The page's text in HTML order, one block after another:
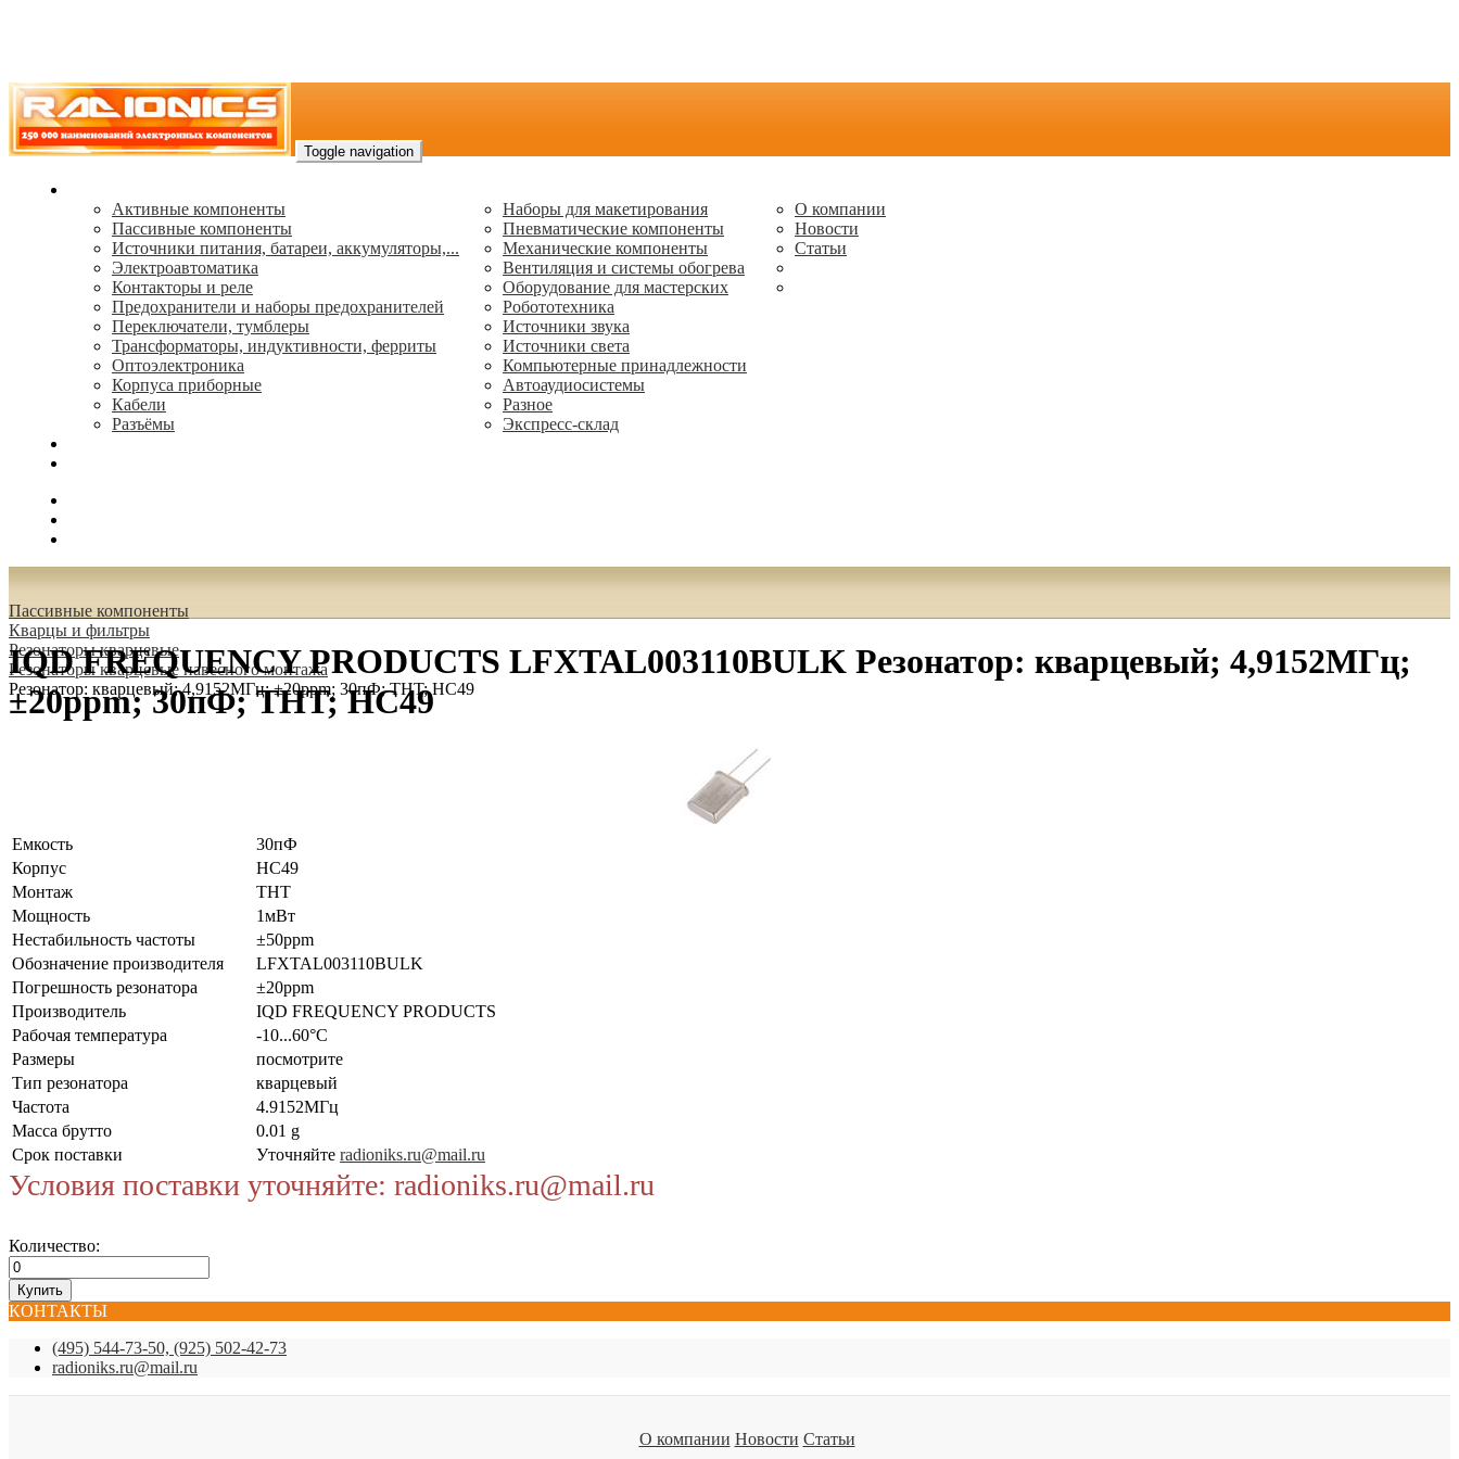
Toggle navigation
Активные компоненты
Пассивные компоненты
Источники питания, батареи, аккумуляторы,...
Электроавтоматика
Контакторы и реле
Предохранители и наборы предохранителей
Переключатели, тумблеры
Трансформаторы, индуктивности, ферриты
Oптоэлектроника
Корпуса приборные
Кабели
Разъёмы
Наборы для макетирования
Пневматические компоненты
Механические компоненты
Вентиляция и системы обогрева
Оборудование для мастерских
Робототехника
Источники звука
Источники света
Компьютерные принадлежности
Автоаудиосистемы
Разное
Экспресс-склад
О компании
Новости
Статьи
Пассивные компоненты
Кварцы и фильтры
Резонаторы кварцевые
Резонаторы кварцевые навесного монтажа
Резонатор: кварцевый; 4,9152МГц; ±20ppm; 30пФ; THT; HC49
IQD FREQUENCY PRODUCTS LFXTAL003110BULK Резонатор: кварцевый; 4,9152МГц;
±20ppm; 30пФ; THT; HC49
Емкость
30пФ
Корпус
HC49
Монтаж
THT
Мощность
1мВт
Нестабильность частоты
±50ppm
Обозначение производителя
LFXTAL003110BULK
Погрешность резонатора
±20ppm
Производитель
IQD FREQUENCY PRODUCTS
Рабочая температура
-10...60°C
Размеры
посмотрите
Тип резонатора
кварцевый
Частота
4.9152МГц
Масса брутто
0.01 g
Срок поставки
Уточняйте radioniks.ru@mail.ru
Условия поставки уточняйте: radioniks.ru@mail.ru
Количество:
КОНТАКТЫ
(495) 544-73-50, (925) 502-42-73
radioniks.ru@mail.ru
О компании Новости Статьи